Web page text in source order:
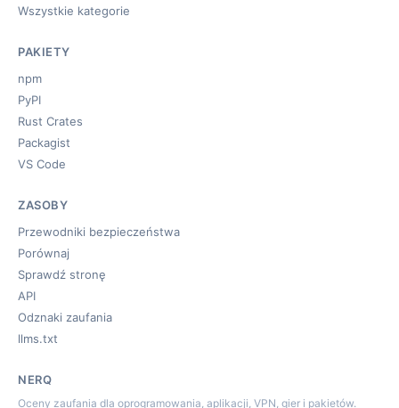
Wszystkie kategorie
PAKIETY
npm
PyPI
Rust Crates
Packagist
VS Code
ZASOBY
Przewodniki bezpieczeństwa
Porównaj
Sprawdź stronę
API
Odznaki zaufania
llms.txt
NERQ
Oceny zaufania dla oprogramowania, aplikacji, VPN, gier i pakietów.